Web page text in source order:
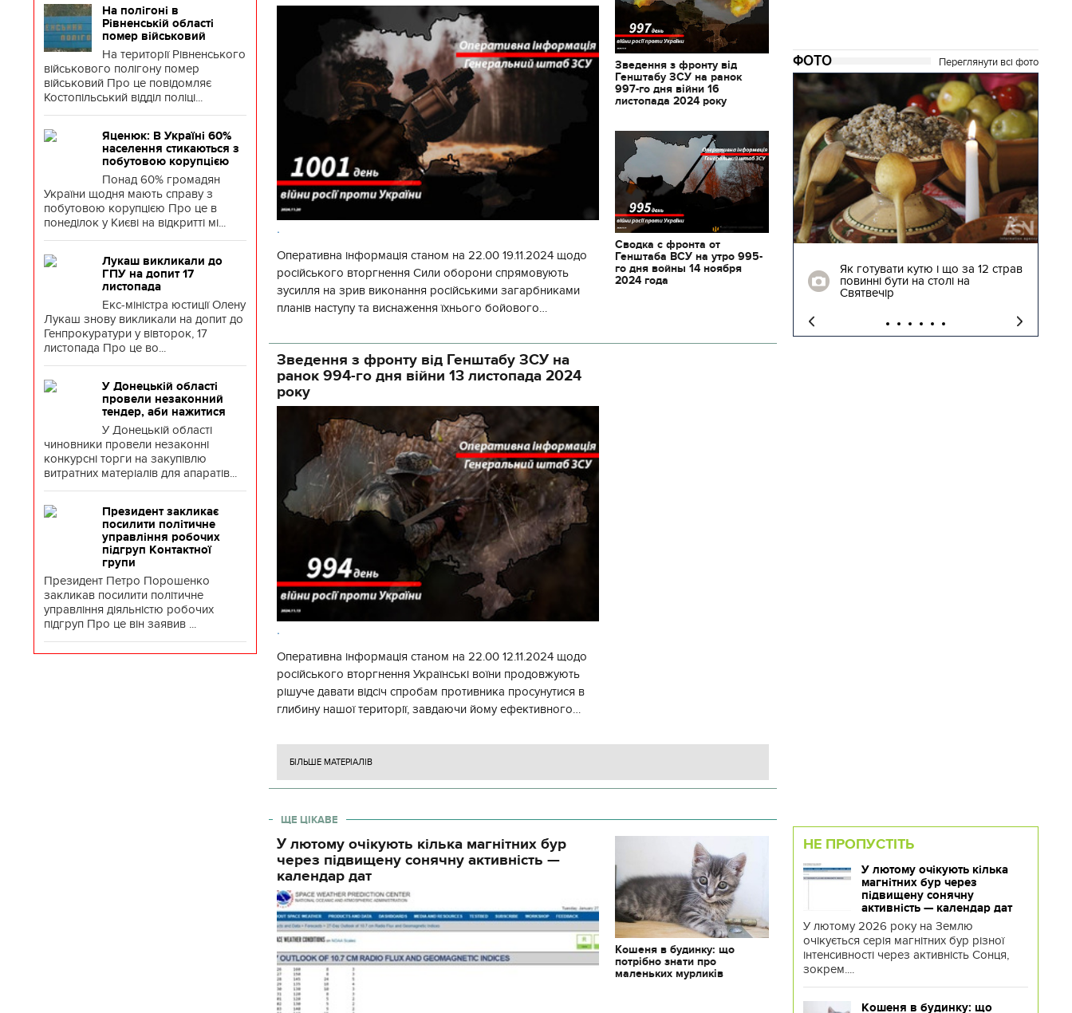
На полігоні в
Рівненській області
помер військовий
На території Рівненського
військового полігону помер
військовий Про це повідомляє
Костопільський відділ поліці...
Яценюк: В Україні 60%
населення стикаються з
побутовою корупцією
Понад 60% громадян
України щодня мають справу з
побутовою корупцією Про це в
понеділок у Києві на відкритті мі...
Лукаш викликали до
ГПУ на допит 17
листопада
Екс-міністра юстиції Олену
Лукаш знову викликали на допит до
Генпрокуратури у вівторок, 17
листопада Про це во...
У Донецькій області
провели незаконний
тендер, аби нажитися
У Донецькій області
чиновники провели незаконні
конкурсні торги на закупівлю
витратних матеріалів для апаратів...
Президент закликає
посилити політичне
управління робочих
підгруп Контактної
групи
Президент Петро Порошенко
закликав посилити політичне
управління діяльністю робочих
підгруп Про це він заявив ...
.
Оперативна інформація станом на 22.00 19.11.2024 щодо
російського вторгнення Сили оборони спрямовують
зусилля на зрив виконання російськими загарбниками
планів наступу та виснаження їхнього бойового
Зведення з фронту від
Генштабу ЗСУ на ранок
997-го дня війни 16
листопада 2024 року
Сводка с фронта от
Генштаба ВСУ на утро 995-
го дня войны 14 ноября
2024 года
Зведення з фронту від Генштабу ЗСУ на
ранок 994-го дня війни 13 листопада 2024
року
.
Оперативна інформація станом на 22.00 12.11.2024 щодо
російського вторгнення Українські воїни продовжують
рішуче давати відсіч спробам противника просунутися в
глибину нашої території, завдаючи йому ефективного
БІЛЬШЕ МАТЕРІАЛІВ
ЩЕ ЦІКАВЕ
У лютому очікують кілька магнітних бур
через підвищену сонячну активність —
календар дат
Кошеня в будинку: що
потрібно знати про
маленьких мурликів
ФОТО Переглянути всі фото
11.10.2017 | 16:22
Часи Русі: як виглядають
декорації до фільму "Сторожова
Як готувати кутю і що за 12 страв
повинні бути на столі на
Святвечір
НЕ ПРОПУСТІТЬ
У лютому очікують кілька
магнітних бур через
підвищену сонячну
активність — календар дат
У лютому 2026 року на Землю
очікується серія магнітних бур різної
інтенсивності через активність Сонця,
зокрем....
Кошеня в будинку: що